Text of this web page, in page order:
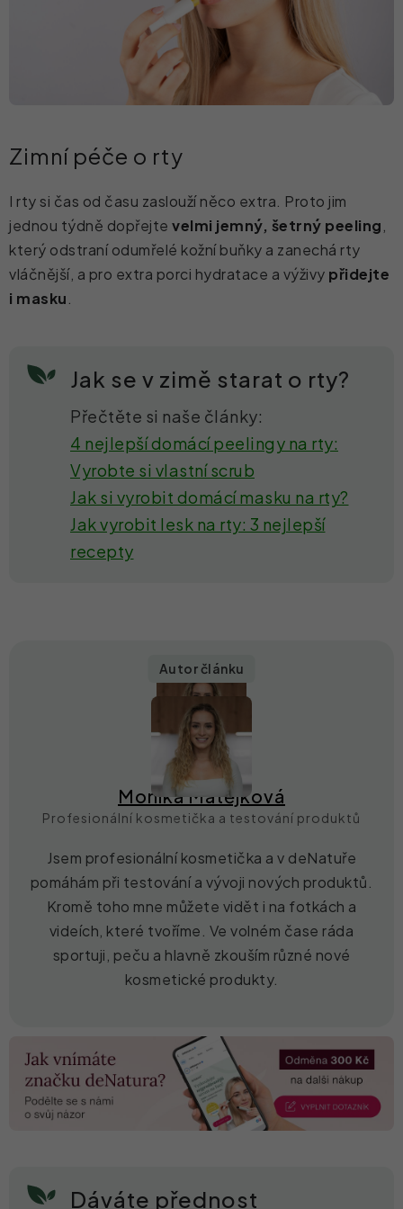
Zimní péče o rty
I rty si čas od času zaslouží něco extra. Proto jim
jednou týdně dopřejte velmi jemný, šetrný peeling,
který odstraní odumřelé kožní buňky a zanechá rty
vláčnější, a pro extra porci hydratace a výživy přidejte
i masku.
Jak se v zimě starat o rty?
Přečtěte si naše články:
4 nejlepší domácí peelingy na rty:
Vyrobte si vlastní scrub
Jak si vyrobit domácí masku na rty?
Jak vyrobit lesk na rty: 3 nejlepší
recepty
Autor článku
Monika Matějková
Profesionální kosmetička a testování produktů
Jsem profesionální kosmetička a v deNatuře
pomáhám při testování a vývoji nových produktů.
Kromě toho mne můžete vidět i na fotkách a
videích, které tvoříme. Ve volném čase ráda
sportuji, peču a hlavně zkouším různé nové
kosmetické produkty.
Dáváte přednost